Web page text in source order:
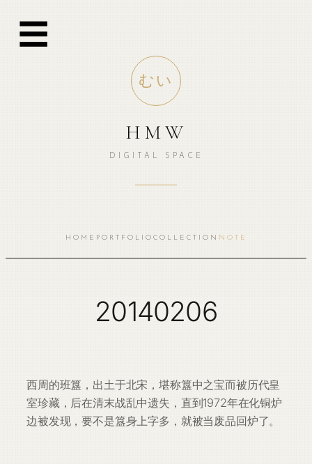
☰
むい
HMW
DIGITAL SPACE
HOME PORTFOLIO COLLECTION NOTE
20140206
西周的班簋，出土于北宋，堪称簋中之宝而被历代皇
室珍藏，后在清末战乱中遗失，直到1972年在化铜炉
边被发现，要不是簋身上字多，就被当废品回炉了。